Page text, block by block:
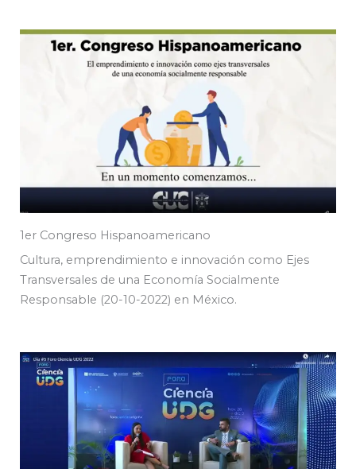
1er Congreso Hispanoamericano
Cultura, emprendimiento e innovación como Ejes
Transversales de una Economía Socialmente
Responsable (20-10-2022) en México.